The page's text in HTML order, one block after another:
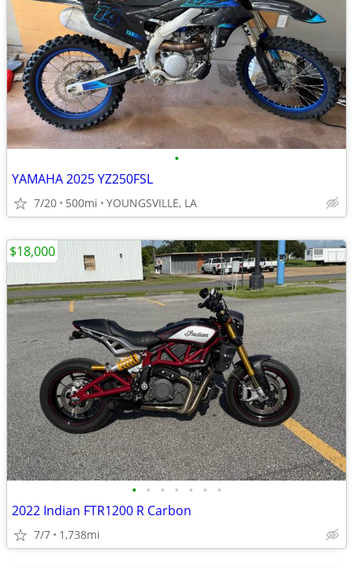
•
YAMAHA 2025 YZ250FSL
7/20 500mi YOUNGSVILLE, LA
• • • • • • •
2022 Indian FTR1200 R Carbon
7/7 1,738mi
$18,000